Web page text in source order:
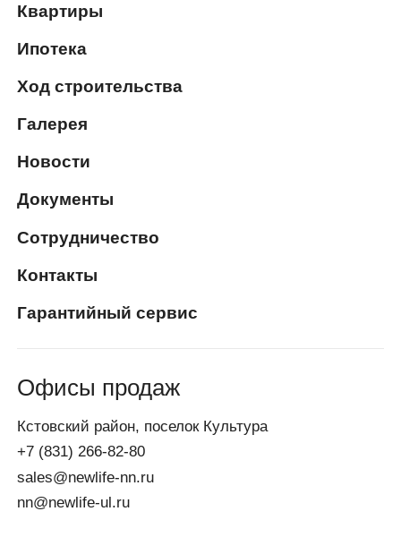
Квартиры
Ипотека
Ход строительства
Галерея
Новости
Документы
Сотрудничество
Контакты
Гарантийный сервис
Офисы продаж
Кстовский район, поселок Культура
+7 (831) 266-82-80
sales@newlife-nn.ru
nn@newlife-ul.ru